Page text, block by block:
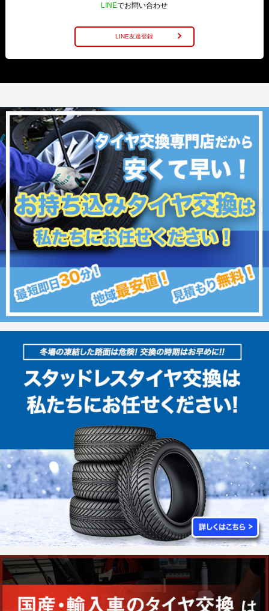
LINEでお問い合わせ
LINE友達登録